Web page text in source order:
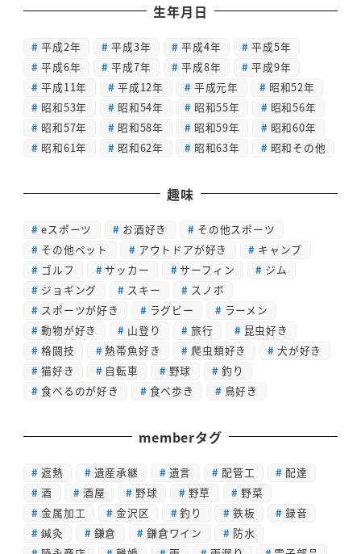
生年月日
平成2年 平成3年 平成4年
平成5年
平成6年
平成7年 平成8年
平成9年
平成11年
平成12年 平成元年
昭和52年
昭和53年
昭和54年 昭和55年
昭和56年
昭和57年
昭和58年 昭和59年
昭和60年
昭和61年
昭和62年 昭和63年 昭和その他
趣味
eスポーツ お酒好き
その他スポーツ
その他ペット
アウトドアが好き
キャンプ
ゴルフ
サッカー サーフィン
ジム
ジョギング
スキー
スノボ
スポーツが好き
ラグビー
ラーメン
動物が好き
山登り 旅行
昆虫好き
格闘技
熱帯魚好き 爬虫類好き
犬が好き
猫好き
自転車 野球
釣り
食べるのが好き
食べ歩き 鳥好き
memberタグ
遮熱 遺産承継 遺言 配管工
配達
酒
酒屋 野球 野草
野菜
金属加工
金沢区 釣り 鉄板
録音
鍼灸
鎌倉 鎌倉ワイン
防水